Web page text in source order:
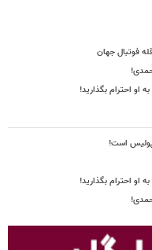
فوتبال جهان
او احترام بگذارید!
است!
او احترام بگذارید!